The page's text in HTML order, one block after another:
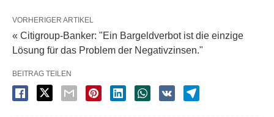
VORHERIGER ARTIKEL
« Citigroup-Banker: "Ein Bargeldverbot ist die einzige
Lösung für das Problem der Negativzinsen."
BEITRAG TEILEN